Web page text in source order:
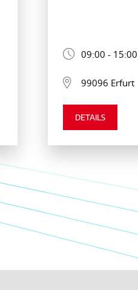
09:00 -
99096 Erfurt
DETAILS